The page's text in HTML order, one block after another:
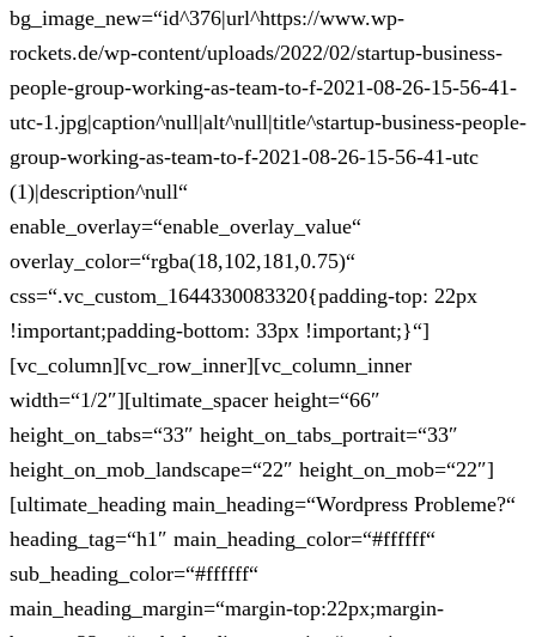
bg_image_new=“id^376|url^https://www.wp-
rockets.de/wp-content/uploads/2022/02/startup-business-
people-group-working-as-team-to-f-2021-08-26-15-56-41-
utc-1.jpg|caption^null|alt^null|title^startup-business-people-
group-working-as-team-to-f-2021-08-26-15-56-41-utc
(1)|description^null“
enable_overlay=“enable_overlay_value“
overlay_color=“rgba(18,102,181,0.75)“
css=“.vc_custom_1644330083320{padding-top: 22px
!important;padding-bottom: 33px !important;}“]
[vc_column][vc_row_inner][vc_column_inner
width=“1/2″][ultimate_spacer height=“66″
height_on_tabs=“33″ height_on_tabs_portrait=“33″
height_on_mob_landscape=“22″ height_on_mob=“22″]
[ultimate_heading main_heading=“Wordpress Probleme?“
heading_tag=“h1″ main_heading_color=“#ffffff“
sub_heading_color=“#ffffff“
main_heading_margin=“margin-top:22px;margin-